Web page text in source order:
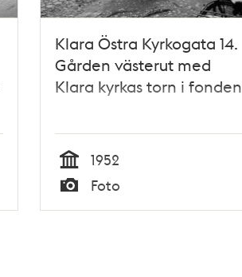
Klara Östra Kyrkogata 14.
Gården västerut med
Klara kyrkas torn i fonden
Tid
1952
Typ
Foto